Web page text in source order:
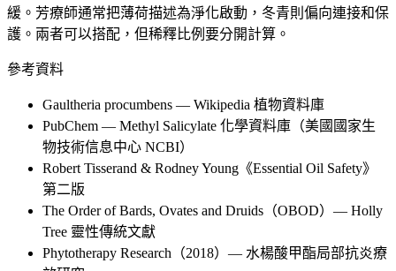
緩。芳療師通常把薄荷描述為淨化啟動，冬青則偏向連接和保
護。兩者可以搭配，但稀釋比例要分開計算。
參考資料
Gaultheria procumbens — Wikipedia 植物資料庫
PubChem — Methyl Salicylate 化學資料庫（美國國家生
物技術信息中心 NCBI）
Robert Tisserand & Rodney Young《Essential Oil Safety》
第二版
The Order of Bards, Ovates and Druids（OBOD）— Holly
Tree 靈性傳統文獻
Phytotherapy Research（2018）— 水楊酸甲酯局部抗炎療